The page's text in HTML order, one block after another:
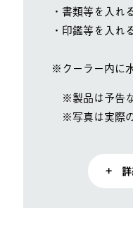
・書類等を入れ
・印鑑等を入れ
※クーラー内に
※製品は予告な
※写真は実際
+ 詳